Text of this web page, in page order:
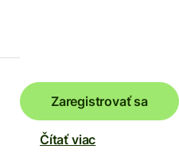
Zaregistrovať sa
Čítať viac